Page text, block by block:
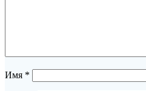
Имя *